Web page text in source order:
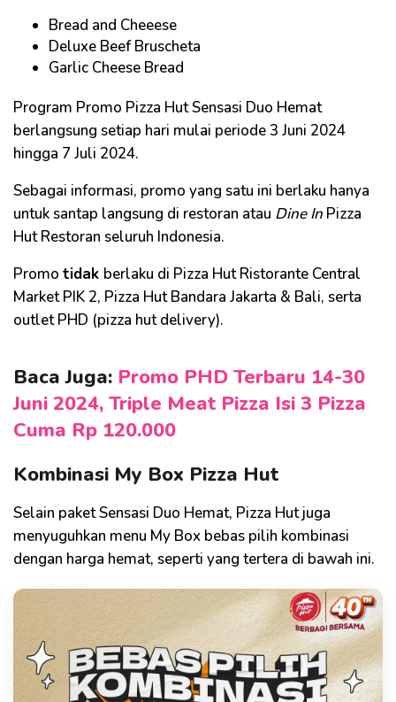
Bread and Cheeese
Deluxe Beef Bruscheta
Garlic Cheese Bread
Program Promo Pizza Hut Sensasi Duo Hemat
berlangsung setiap hari mulai periode 3 Juni 2024
hingga 7 Juli 2024.
Sebagai informasi, promo yang satu ini berlaku hanya
untuk santap langsung di restoran atau Dine In Pizza
Hut Restoran seluruh Indonesia.
Promo tidak berlaku di Pizza Hut Ristorante Central
Market PIK 2, Pizza Hut Bandara Jakarta & Bali, serta
outlet PHD (pizza hut delivery).
Baca Juga: Promo PHD Terbaru 14-30
Juni 2024, Triple Meat Pizza Isi 3 Pizza
Cuma Rp 120.000
Kombinasi My Box Pizza Hut
Selain paket Sensasi Duo Hemat, Pizza Hut juga
menyuguhkan menu My Box bebas pilih kombinasi
dengan harga hemat, seperti yang tertera di bawah ini.